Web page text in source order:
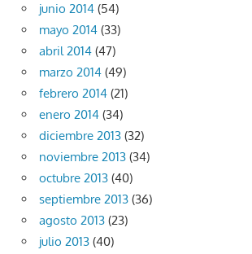
junio 2014 (54)
mayo 2014 (33)
abril 2014 (47)
marzo 2014 (49)
febrero 2014 (21)
enero 2014 (34)
diciembre 2013 (32)
noviembre 2013 (34)
octubre 2013 (40)
septiembre 2013 (36)
agosto 2013 (23)
julio 2013 (40)